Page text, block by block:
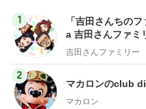
1
「吉田さんちの
a 吉田さんファミ
吉田さんファミリー
2
マカロンのclub
マカロン